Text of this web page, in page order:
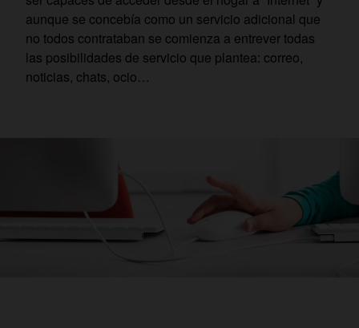
aunque se concebía como un servicio adicional que
no todos contrataban se comienza a entrever todas
las posibilidades de servicio que plantea: correo,
noticias, chats, ocio…